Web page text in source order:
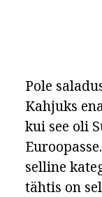
Pole
Kahjuks
kui see oli
selline
tähtis on